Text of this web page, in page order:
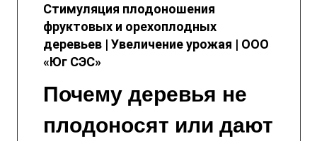
Стимуляция плодоношения
фруктовых и орехоплодных
деревьев | Увеличение урожая | ООО
«Юг СЭС»
Почему деревья не
плодоносят или дают